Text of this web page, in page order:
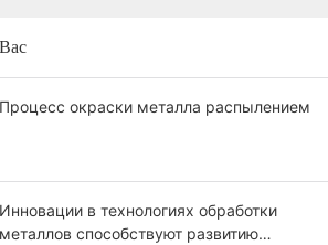
Процесс окраски металла распылением
Инновации в технологиях обработки
металлов способствуют развитию